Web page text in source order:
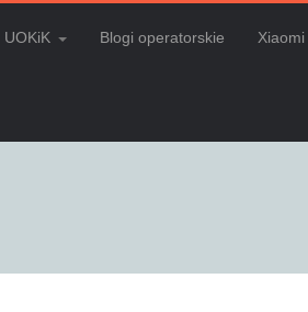
UOKiK Blogi operatorskie Xiaomi